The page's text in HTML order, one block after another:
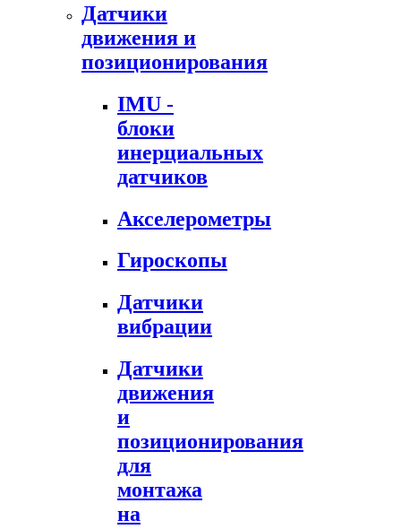
Датчики
движения и
позиционирования
IMU -
блоки
инерциальных
датчиков
Акселерометры
Гироскопы
Датчики
вибрации
Датчики
движения
и
позиционирования
для
монтажа
на